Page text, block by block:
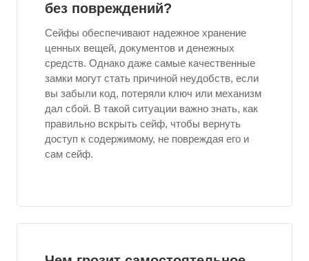
без повреждений?
Сейфы обеспечивают надежное хранение
ценных вещей, документов и денежных
средств. Однако даже самые качественные
замки могут стать причиной неудобств, если
вы забыли код, потеряли ключ или механизм
дал сбой. В такой ситуации важно знать, как
правильно вскрыть сейф, чтобы вернуть
доступ к содержимому, не повреждая его и
сам сейф.